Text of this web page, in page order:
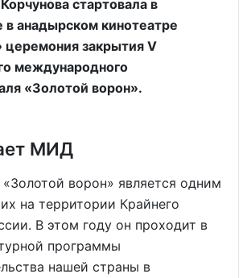
стартовала в
в анадырском кинотеатре
закрытия V
международного
«Золотой ворон».
МИД
ворон» является одним
на территории Крайнего
В этом году он проходит в
программы
нашей страны в